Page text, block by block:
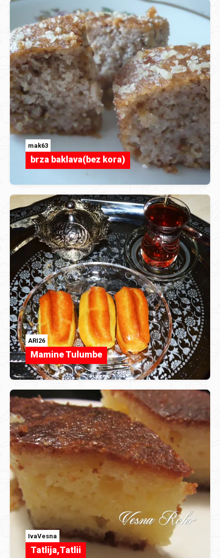
mak63
brza baklava(bez kora)
ARI26
Mamine Tulumbe
IvaVesna
Tatlija,Tatlii